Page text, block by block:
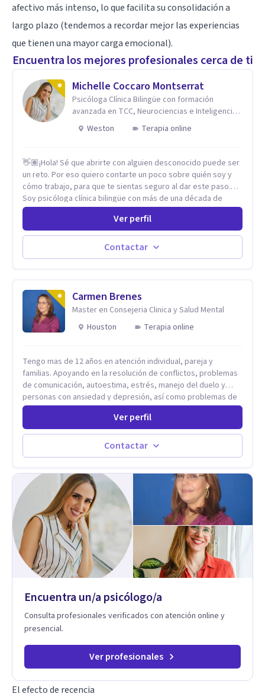
afectivo más intenso, lo que facilita su consolidación a
largo plazo (tendemos a recordar mejor las experiencias
que tienen una mayor carga emocional).
Encuentra los mejores profesionales cerca de ti
Michelle Coccaro Montserrat
Psicóloga Clínica Bilingüe con formación
avanzada en TCC, Neurociencias e Inteligencia
Emocional.
Weston Terapia online
👋🏽¡Hola! Sé que abrirte con alguien desconocido puede ser
un reto. Por eso quiero contarte un poco sobre quién soy y
cómo trabajo, para que te sientas seguro al dar este paso.
Soy psicóloga clínica bilingüe con más de una década de
experiencia. He dictado conferencias, escrito artículos y
ejercido como profesora universitaria. Un dato curioso: he
vivido en varios países y conozco de primera mano lo que
significa ser migrante, adaptarse a los cambios y empezar de
nuevo.
Ver perfil
Contactar
Carmen Brenes
Master en Consejeria Clinica y Salud Mental
Houston
Terapia online
Tengo mas de 12 años en atención individual, pareja y
familias. Apoyando en la resolución de conflictos, problemas
de comunicación, autoestima, estrés, manejo del duelo y
personas con ansiedad y depresión, así como problemas de
conducta y comportamiento. Desarrollo de personas
Estableciendo metas a corto y largo plazo, es vital para la
vida de cada uno tener su propia vision.
Ver perfil
Contactar
Encuentra un/a psicólogo/a
Consulta profesionales verificados con atención online y
presencial.
Ver profesionales
El efecto de recencia